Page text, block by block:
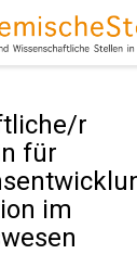
r
für
im